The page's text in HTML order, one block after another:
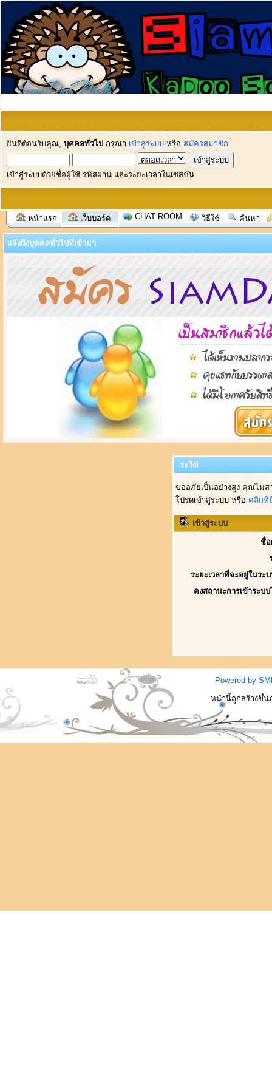
ยินดีต้อนรับคุณ, บุคคลทั่วไป กรุณา เข้าสู่ระบบ หรือ สมัครสมาชิก
เข้าสู่ระบบด้วยชื่อผู้ใช้ รหัสผ่าน และระยะเวลาในเซสชั่น
หน้าแรก เว็บบอร์ด CHAT ROOM วิธีใช้ ค้นหา
แจ้งถึงบุคคลทั่วไปที่เข้ามา
ระวัง!
ขออภัยเป็นอย่างสูง คุณไม่
โปรดเข้าสู่ระบบ หรือ คลิกที่
เข้าสู่ระบบ
ชื่อ
ระยะเวลาที่จะอยู่ในระ
คงสถานะการเข้าระบ
Powered by
หน้านี้ถูกสร้างขึ้น